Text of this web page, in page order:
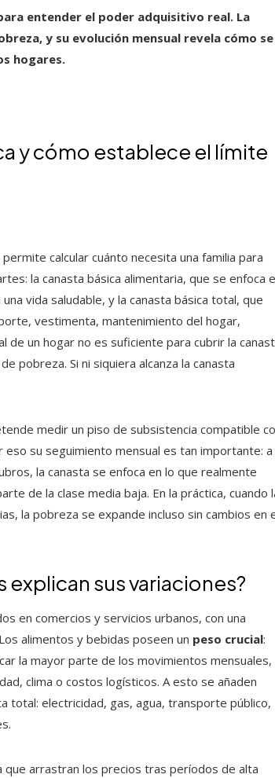
entender el poder adquisitivo real. La
y su evolución mensual revela cómo se
hogares.
y cómo establece el límite
calcular cuánto necesita una familia para
la canasta básica alimentaria, que se enfoca
vida saludable, y la canasta básica total, que
vestimenta, mantenimiento del hogar,
de un hogar no es suficiente para cubrir la
pobreza. Si ni siquiera alcanza la canasta
medir un piso de subsistencia compatible
su seguimiento mensual es tan importante: a
la canasta se enfoca en lo que realmente
de la clase media baja. En la práctica, cuando
la pobreza se expande incluso sin cambios en
sus variaciones?
en comercios y servicios urbanos, con una
alimentos y bebidas poseen un peso crucial:
la mayor parte de los movimientos mensuales,
clima o costos logísticos. A esto se añaden
total: electricidad, gas, agua, transporte público,
que arrastran los precios tras períodos de alta